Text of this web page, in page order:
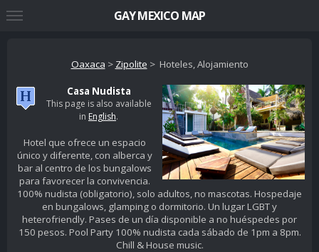
Oaxaca > Zipolite > Hoteles, Alojamiento
Casa Nudista
This page is also available
in English.
Hotel que ofrece un espacio
único y diferente, con alberca y
bar al centro de los bungalows
para favorecer la convivencia.
100% nudista (obligatorio), solo adultos, no mascotas. Hospedaje
en bungalows, glamping o dormitorio. Un lugar LGBT y
heterofriendly. Pases de un día disponible a no huéspedes por
150 pesos. Pool Party 100% nudista cada sábado de 1pm a 8pm.
Chill & House music.
GAY MEXICO MAP